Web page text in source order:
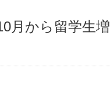
月から留学生増